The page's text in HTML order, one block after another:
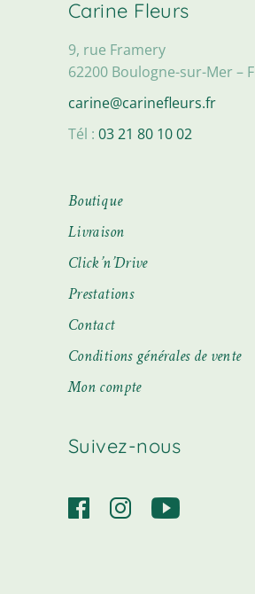
Carine Fleurs
9, rue Framery
62200 Boulogne-sur-Mer –
carine@carinefleurs.fr
Tél :03 21 80 10 02
Boutique
Livraison
Click’n’Drive
Prestations
Contact
Conditions générales de vente
Mon compte
Suivez-nous